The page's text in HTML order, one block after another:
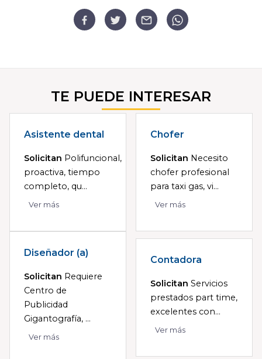
TE PUEDE INTERESAR
Asistente dental
Solicitan Polifuncional,
proactiva, tiempo
completo, qu...
Ver más
Chofer
Solicitan Necesito
chofer profesional
para taxi gas, vi...
Ver más
Diseñador (a)
Solicitan Requiere
Centro de
Publicidad
Gigantografía, ...
Ver más
Contadora
Solicitan Servicios
prestados part time,
excelentes con...
Ver más